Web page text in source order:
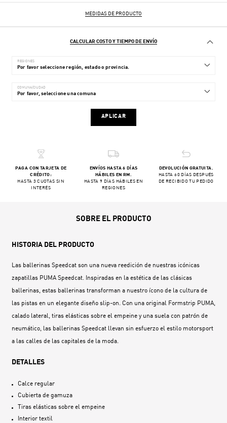
MEDIDAS DE PRODUCTO
CALCULAR COSTO Y TIEMPO DE ENVÍO
REGIONES
COMUNA/CIUDAD
APLICAR
PAGA CON TARJETA DE
CRÉDITO:
HASTA 3 CUOTAS SIN
INTERÉS
ENVÍOS HASTA 6 DÍAS
HÁBILES EN RM.
HASTA 9 DÍAS HÁBILES EN
REGIONES
DEVOLUCIÓN GRATUITA.
HASTA 60 DÍAS DESPUÉS
DE RECIBIDO TU PEDIDO
SOBRE EL PRODUCTO
HISTORIA DEL PRODUCTO
Las ballerinas Speedcat son una nueva reedición de nuestras icónicas
zapatillas PUMA Speedcat. Inspiradas en la estética de las clásicas
ballerinas, estas ballerinas transforman a nuestro ícono de la cultura de
las pistas en un elegante diseño slip-on. Con una original Formstrip PUMA,
calado lateral, tiras elásticas sobre el empeine y una suela con patrón de
neumático, las ballerinas Speedcat llevan sin esfuerzo el estilo motorsport
a las calles de las capitales de la moda.
DETALLES
Calce regular
Cubierta de gamuza
Tiras elásticas sobre el empeine
Interior textil